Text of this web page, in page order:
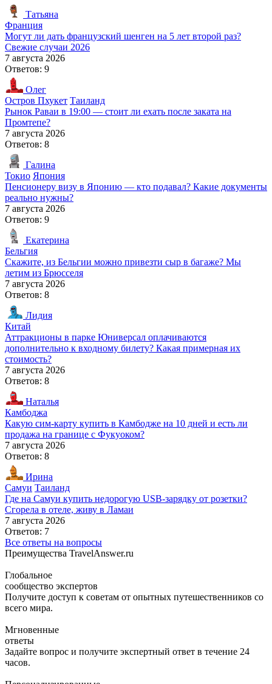
Татьяна
Франция
Могут ли дать французский шенген на 5 лет второй раз?
Свежие случаи 2026
7 августа 2026
Ответов: 9
Олег
Остров Пхукет Таиланд
Рынок Раваи в 19:00 — стоит ли ехать после заката на
Промтепе?
7 августа 2026
Ответов: 8
Галина
Токио Япония
Пенсионеру визу в Японию — кто подавал? Какие документы
реально нужны?
7 августа 2026
Ответов: 9
Екатерина
Бельгия
Скажите, из Бельгии можно привезти сыр в багаже? Мы
летим из Брюсселя
7 августа 2026
Ответов: 8
Лидия
Китай
Аттракционы в парке Юниверсал оплачиваются
дополнительно к входному билету? Какая примерная их
стоимость?
7 августа 2026
Ответов: 8
Наталья
Камбоджа
Какую сим-карту купить в Камбодже на 10 дней и есть ли
продажа на границе с Фукуоком?
7 августа 2026
Ответов: 8
Ирина
Самуи Таиланд
Где на Самуи купить недорогую USB-зарядку от розетки?
Сгорела в отеле, живу в Ламаи
7 августа 2026
Ответов: 7
Все ответы на вопросы
Преимущества TravelAnswer.ru
Глобальное
сообщество экспертов
Получите доступ к советам от опытных путешественников со
всего мира.
Мгновенные
ответы
Задайте вопрос и получите экспертный ответ в течение 24
часов.